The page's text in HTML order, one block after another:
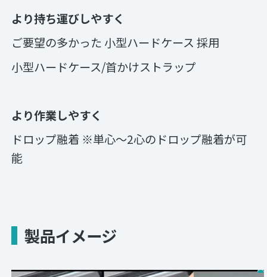
より持ち運びしやすく
ご要望の多かった 小型ハードケース 採用
小型ハードケース/首かけストラップ
より作業しやすく
ドロップ融着 ※単心～2心のドロップ融着が可
能
製品イメージ